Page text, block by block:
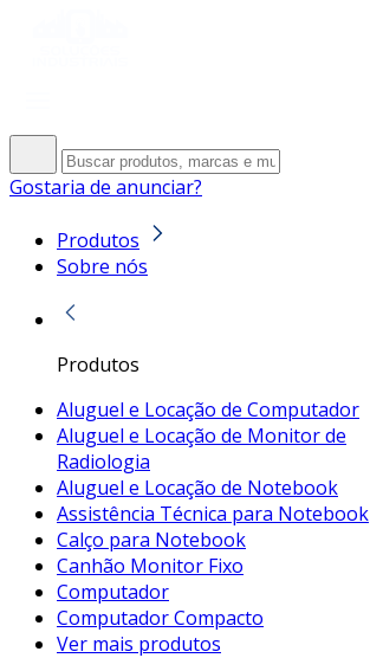
Gostaria de anunciar?
Produtos
Sobre nós
Produtos
Aluguel e Locação de Computador
Aluguel e Locação de Monitor de
Radiologia
Aluguel e Locação de Notebook
Assistência Técnica para Notebook
Calço para Notebook
Canhão Monitor Fixo
Computador
Computador Compacto
Ver mais produtos